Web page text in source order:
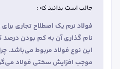
جالب است بدانید که :
فولاد نرم یک اصطلاح تجاری
نام گذاری آن به کم بودن
این نوع فولاد مربوط می‌باشد.
موجب افزایش سختی فولاد